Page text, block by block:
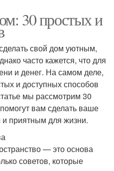
30 простых и
свой дом уютным,
часто кажется, что для
и денег. На самом деле,
и доступных способов
мы рассмотрим 30
вам сделать ваше
приятным для жизни.
— это основа
советов, которые